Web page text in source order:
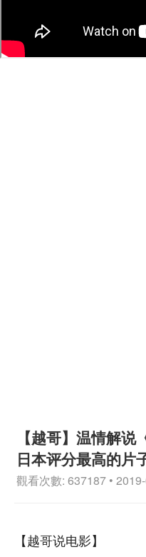
【越哥】温情解说
日本评分最高的片
觀看次數: 637187 •
【越哥说电影】